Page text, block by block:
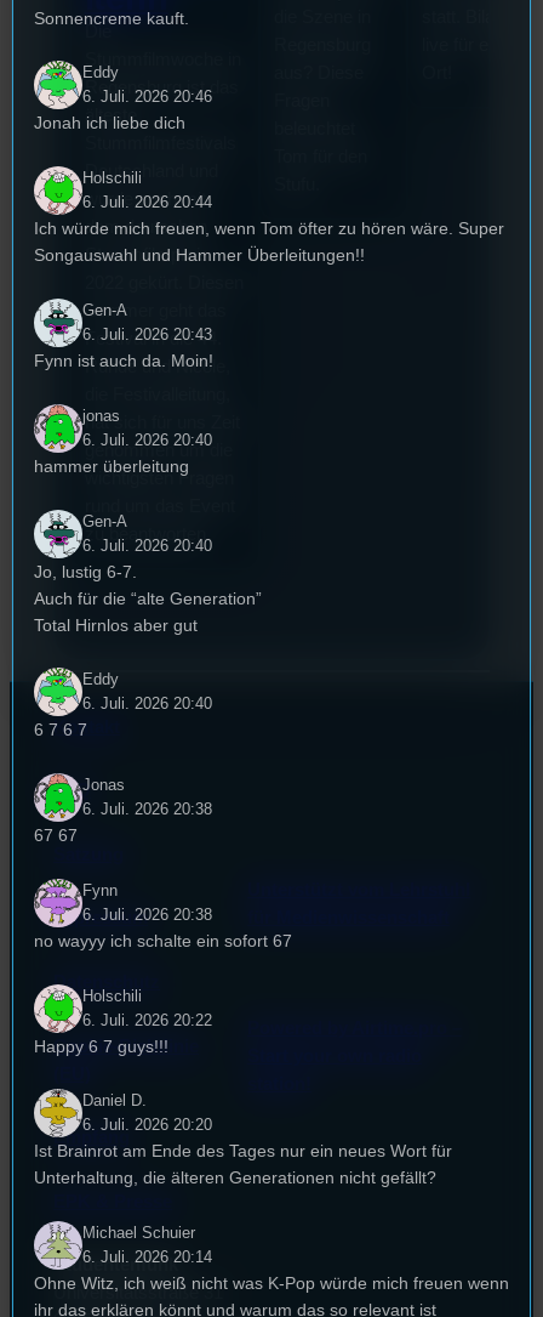
Die
Regensburg ist das
älteste
Deutschland und
wurde auch mit
dem deutschen
Stummfilmpreis
Sommer geht das
Festival in die 44.
Runde und Nicole,
hat sich für uns Zeit
genommen um die
wichtigsten Fragen
zu beantworten.
Kontakt
FAQ
Impressum
Datenschutz
Cookie-Richtlinie
Empfang
Studentenfunk
Universitätsstraße 31
Sonnencreme kauft.
Eddy
6. Juli. 2026 20:46
Jonah ich liebe dich
Holschili
6. Juli. 2026 20:44
Ich würde mich freuen, wenn Tom öfter zu hören wäre. Super
Songauswahl und Hammer Überleitungen!!
Gen-A
6. Juli. 2026 20:43
Fynn ist auch da. Moin!
jonas
6. Juli. 2026 20:40
hammer überleitung
Gen-A
6. Juli. 2026 20:40
Jo, lustig 6-7.
Auch für die “alte Generation”
Total Hirnlos aber gut
Eddy
6. Juli. 2026 20:40
6 7 6 7
Jonas
6. Juli. 2026 20:38
67 67
Fynn
6. Juli. 2026 20:38
no wayyy ich schalte ein sofort 67
Holschili
6. Juli. 2026 20:22
Happy 6 7 guys!!!
Daniel D.
6. Juli. 2026 20:20
Ist Brainrot am Ende des Tages nur ein neues Wort für
Unterhaltung, die älteren Generationen nicht gefällt?
Michael Schuier
6. Juli. 2026 20:14
Ohne Witz, ich weiß nicht was K-Pop würde mich freuen wenn
ihr das erklären könnt und warum das so relevant ist